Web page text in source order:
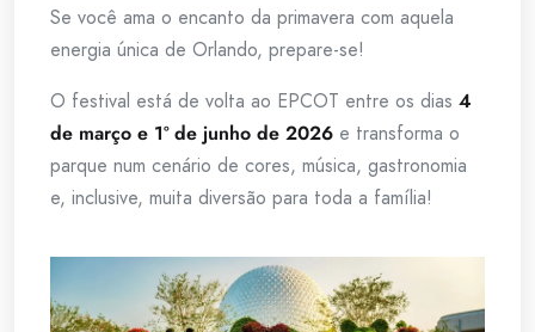
Se você ama o encanto da primavera com aquela
energia única de Orlando, prepare-se!
O festival está de volta ao EPCOT entre os dias 4
de março e 1º de junho de 2026 e transforma o
parque num cenário de cores, música, gastronomia
e, inclusive, muita diversão para toda a família!